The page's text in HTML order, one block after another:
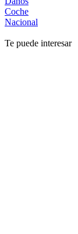
Coche
Nacional
Te puede interesar